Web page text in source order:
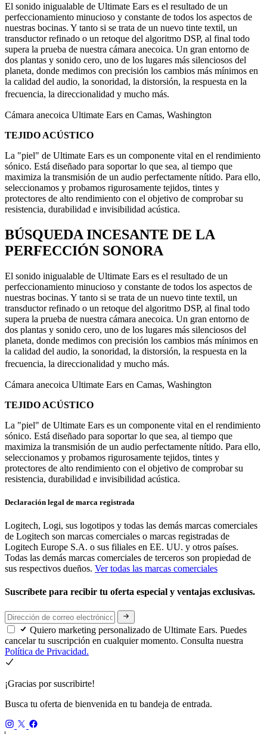
El sonido inigualable de Ultimate Ears es el resultado de un
perfeccionamiento minucioso y constante de todos los aspectos de
nuestras bocinas. Y tanto si se trata de un nuevo tinte textil, un
transductor refinado o un retoque del algoritmo DSP, al final todo
supera la prueba de nuestra cámara anecoica. Un gran entorno de
dos plantas y sonido cero, uno de los lugares más silenciosos del
planeta, donde medimos con precisión los cambios más mínimos en
la calidad del audio, la sonoridad, la distorsión, la respuesta en la
frecuencia, la direccionalidad y mucho más.
Cámara anecoica Ultimate Ears en Camas, Washington
TEJIDO ACÚSTICO
La "piel" de Ultimate Ears es un componente vital en el rendimiento
sónico. Está diseñado para soportar lo que sea, al tiempo que
maximiza la transmisión de un audio perfectamente nítido. Para ello,
seleccionamos y probamos rigurosamente tejidos, tintes y
protectores de alto rendimiento con el objetivo de comprobar su
resistencia, durabilidad e invisibilidad acústica.
BÚSQUEDA INCESANTE DE LA
PERFECCIÓN SONORA
El sonido inigualable de Ultimate Ears es el resultado de un
perfeccionamiento minucioso y constante de todos los aspectos de
nuestras bocinas. Y tanto si se trata de un nuevo tinte textil, un
transductor refinado o un retoque del algoritmo DSP, al final todo
supera la prueba de nuestra cámara anecoica. Un gran entorno de
dos plantas y sonido cero, uno de los lugares más silenciosos del
planeta, donde medimos con precisión los cambios más mínimos en
la calidad del audio, la sonoridad, la distorsión, la respuesta en la
frecuencia, la direccionalidad y mucho más.
Cámara anecoica Ultimate Ears en Camas, Washington
TEJIDO ACÚSTICO
La "piel" de Ultimate Ears es un componente vital en el rendimiento
sónico. Está diseñado para soportar lo que sea, al tiempo que
maximiza la transmisión de un audio perfectamente nítido. Para ello,
seleccionamos y probamos rigurosamente tejidos, tintes y
protectores de alto rendimiento con el objetivo de comprobar su
resistencia, durabilidad e invisibilidad acústica.
Declaración legal de marca registrada
Logitech, Logi, sus logotipos y todas las demás marcas comerciales
de Logitech son marcas comerciales o marcas registradas de
Logitech Europe S.A. o sus filiales en EE. UU. y otros países.
Todas las demás marcas comerciales de terceros son propiedad de
sus respectivos dueños. Ver todas las marcas comerciales
Suscríbete para recibir tu oferta especial y ventajas exclusivas.
Quiero marketing personalizado de Ultimate Ears. Puedes
cancelar tu suscripción en cualquier momento. Consulta nuestra
Política de Privacidad.
¡Gracias por suscribirte!
Busca tu oferta de bienvenida en tu bandeja de entrada.